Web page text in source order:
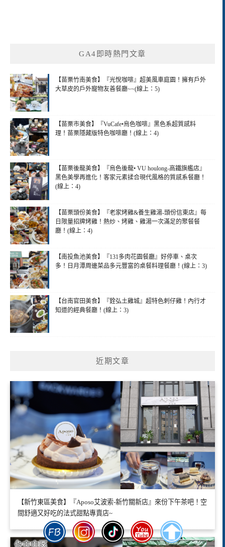
GA4即時熱門文章
【苗栗竹南美食】『光悅咖啡』超美風車庭園！擁有戶外
大草皮的戶外寵物友善餐廳~~(線上：5)
【苗栗市美食】『VuCafe•烏色咖啡』黑色系超質感料
理！苗栗隱藏版特色咖啡廳！(線上：4)
【苗栗後龍美食】『烏色後龍• VU houlong-高鐵旗艦店』
黑色美學再進化！客家元素揉合現代風格的質感系餐廳！
(線上：4)
【苗栗頭份美食】『老家烤雞&養生雞湯-頭份信東店』每
日限量招牌烤雞！熱炒、烤雞、雞湯一次滿足的聚餐餐
廳！(線上：4)
【南投魚池美食】『131多肉花園餐廳』好停車、桌次
多！日月潭周邊菜品多元豐富的桌餐料理餐廳！(線上：3)
【台南官田美食】『銓弘土雞城』超特色刺仔雞！內行才
知道的經典餐廳！(線上：3)
近期文章
【新竹東區美食】『Aposo艾波索-新竹關新店』來份下午茶吧！空
間舒適又好吃的法式甜點專賣店~